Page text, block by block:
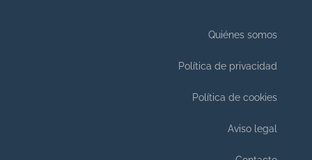
Quiénes somos
Política de privacidad
Política de cookies
Aviso legal